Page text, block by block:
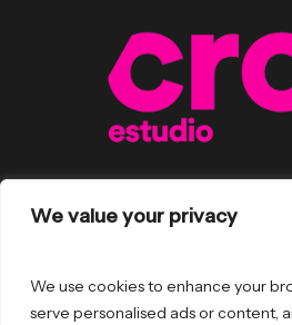
We value your privacy
We use cookies to enhance your
serve personalised ads or content,